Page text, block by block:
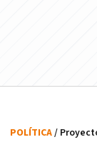
POLÍTICA/